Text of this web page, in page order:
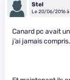
Stel
Le 20/06/2016 à
Canard pc avait
j’ai jamais compris.